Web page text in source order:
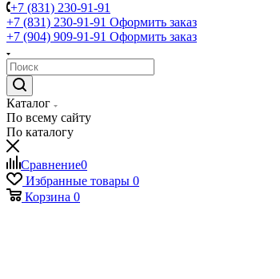
+7 (831) 230-91-91
+7 (831) 230-91-91 Оформить заказ
+7 (904) 909-91-91 Оформить заказ
Каталог
По всему сайту
По каталогу
Сравнение0
Избранные товары 0
Корзина 0